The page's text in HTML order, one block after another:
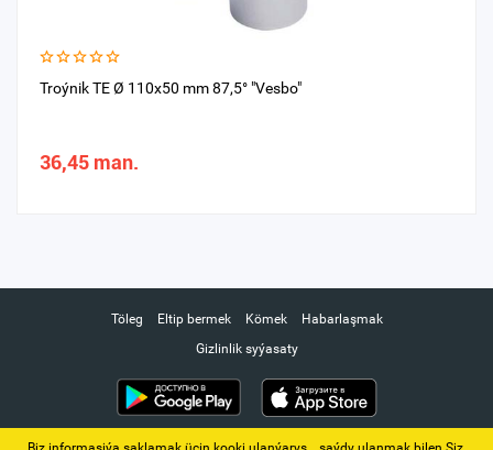
Troýnik TE Ø 110x50 mm 87,5° "Vesbo"
36,45 man.
Töleg Eltip bermek Kömek
Habarlaşmak
Gizlinlik syýasaty